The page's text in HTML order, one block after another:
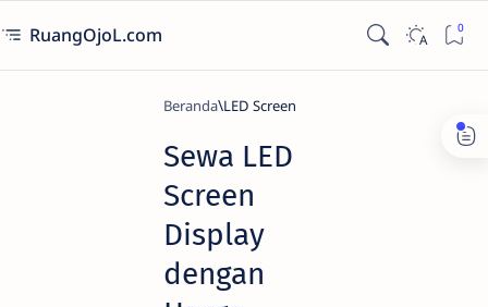
RuangOjoL.com
Beranda LED Screen
Sewa LED
Screen
Display
dengan